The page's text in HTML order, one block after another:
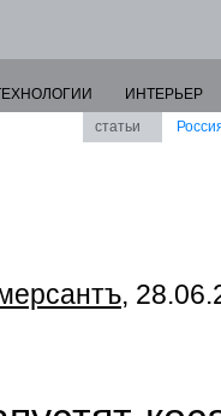
ИНТЕРЬЕР
статьи
,